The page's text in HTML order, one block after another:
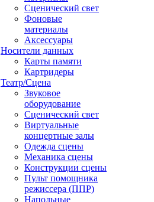
Сценический свет
Фоновые
материалы
Аксессуары
Носители данных
Карты памяти
Картридеры
Театр/Сцена
Звуковое
оборудование
Сценический свет
Виртуальные
концертные залы
Одежда сцены
Механика сцены
Конструкции сцены
Пульт помощника
режиссера (ППР)
Напольные